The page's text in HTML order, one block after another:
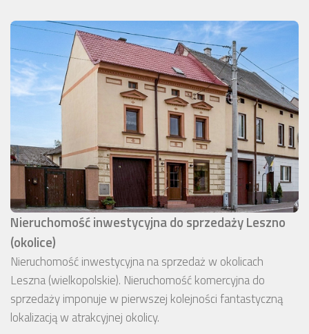
Nieruchomość inwestycyjna do sprzedaży Leszno
(okolice)
Nieruchomość inwestycyjna na sprzedaż w okolicach
Leszna (wielkopolskie). Nieruchomość komercyjna do
sprzedaży imponuje w pierwszej kolejności fantastyczną
lokalizacją w atrakcyjnej okolicy.